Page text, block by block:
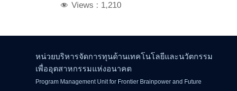
Views : 1,210
หน่วยบริหารจัดการทุนด้านเทคโนโลยีและนวัตกรรม
เพื่ออุตสาหกรรมแห่งอนาคต
Program Management Unit for Frontier Brainpower and Future